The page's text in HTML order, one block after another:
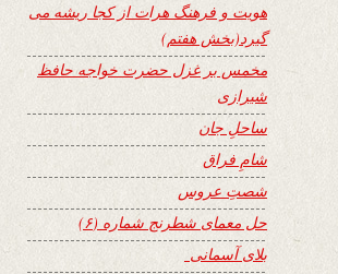
هویت و فرهنگ هرات از کجا ریشه می
گیرد(بخش هفتم)
مخمس بر غزل حضرت خواجه حافظ
شیرازی
ساحلِ جان
شامِ فراق
شصتِ عروس
حل معمای شطرنج شماره (۶)
بلای آسمانی